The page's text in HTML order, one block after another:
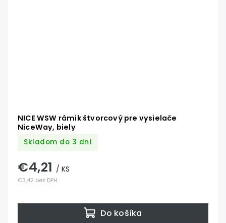
NICE WSW rámik štvorcový pre vysielače
NiceWay, biely
Skladom do 3 dní
€3,42 bez DPH
€4,21 / KS
Do košíka